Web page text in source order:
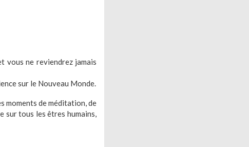
vous ne reviendrez jamais
sur le Nouveau Monde.
moments de méditation, de
sur tous les êtres humains,